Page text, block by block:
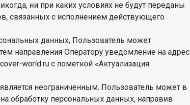
ни при каких условиях не будут переданы
связанных с исполнением действующего
данных, Пользователь может
направления Оператору уведомление на адрес
world.ru с пометкой «Актуализация
неограниченным. Пользователь может в
обработку персональных данных, направив